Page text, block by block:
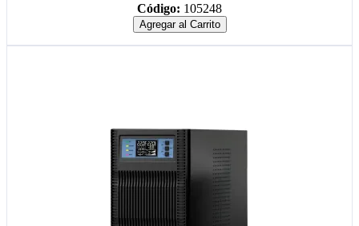
Código: 105248
Agregar al Carrito